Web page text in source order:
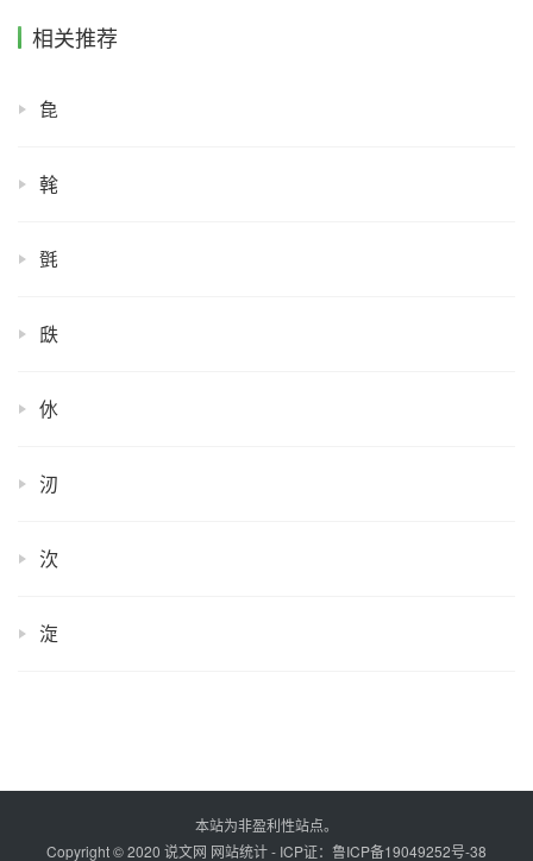
相关推荐
㲋
㲦
㲪
㲳
㲻
㲽
㳄
㳬
本站为非盈利性站点。
Copyright © 2020 说文网 网站统计- ICP证： 鲁ICP备19049252号-38